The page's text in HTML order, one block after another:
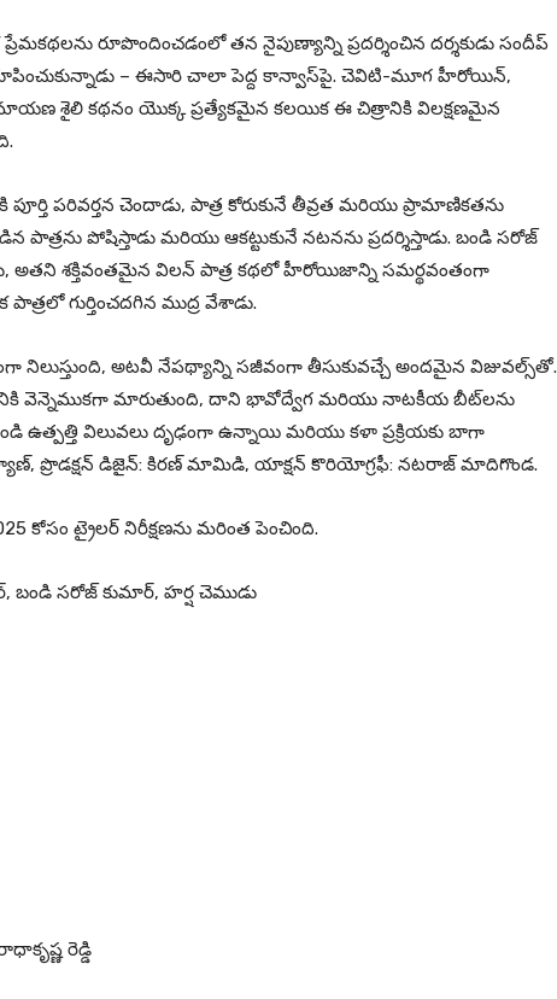
రూపొందించడంలో తన నైపుణ్యాన్ని ప్రదర్శించిన దర్శకుడు సందీప్
– ఈసారి చాలా పెద్ద కాన్వాస్‌పై. చెవిటి-మూగ హీరోయిన్,
శైలి కథనం యొక్క ప్రత్యేకమైన కలయిక ఈ చిత్రానికి విలక్షణమైన
పరివర్తన చెందాడు, పాత్ర కోరుకునే తీవ్రత మరియు ప్రామాణికతను
పాత్రను పోషిస్తాడు మరియు ఆకట్టుకునే నటనను ప్రదర్శిస్తాడు. బండి సరోజ్
అతని శక్తివంతమైన విలన్ పాత్ర కథలో హీరోయిజాన్ని సమర్థవంతంగా
గుర్తించదగిన ముద్ర వేశాడు.
అటవీ నేపథ్యాన్ని సజీవంగా తీసుకువచ్చే అందమైన విజువల్స్‌తో.
వెన్నెముకగా మారుతుంది, దాని భావోద్వేగ మరియు నాటకీయ బీట్‌లను
ఉత్పత్తి విలువలు దృఢంగా ఉన్నాయి మరియు కళా ప్రక్రియకు బాగా
ప్రొడక్షన్ డిజైన్: కిరణ్ మామిడి, యాక్షన్ కొరియోగ్రఫీ: నటరాజ్ మాదిగొండ.
కోసం ట్రైలర్ నిరీక్షణను మరింత పెంచింది.
సరోజ్ కుమార్, హర్ష చెముడు
రెడ్డి